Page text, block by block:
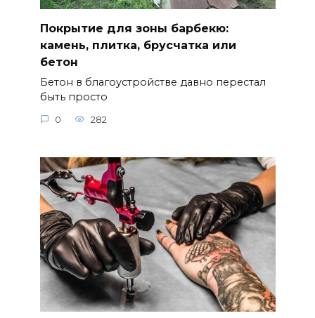
Покрытие для зоны барбекю:
камень, плитка, брусчатка или
бетон
Бетон в благоустройстве давно перестал
быть просто
0 282